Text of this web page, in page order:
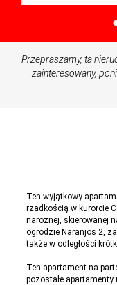
Przepraszamy, ta
zainteresowany,
Ten wyjątkowy
rzadkością w kurorcie
narożnej, skierowanej
ogrodzie Naranjos 2,
także w odległości
Ten apartament na
pozostałe apartamenty